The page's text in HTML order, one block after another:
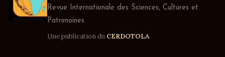
Revue Internationale des Sciences, Cultures et
Patrimoines
Une publication du CERDOTOLA